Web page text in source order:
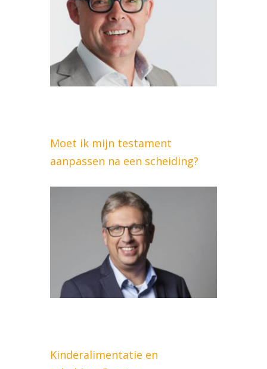
Moet ik mijn testament
aanpassen na een scheiding?
Kinderalimentatie en